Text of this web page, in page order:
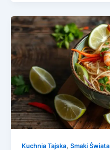
Kuchnia Tajska,Smaki Świata